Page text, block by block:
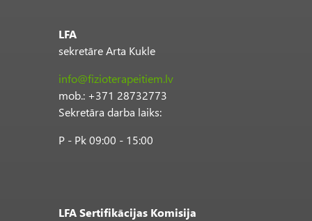
LFA
sekretāre Arta Kukle
info@fizioterapeitiem.lv
mob.: +371 28732773
Sekretāra darba laiks:
P - Pk 09:00 - 15:00
LFA Sertifikācijas Komisija